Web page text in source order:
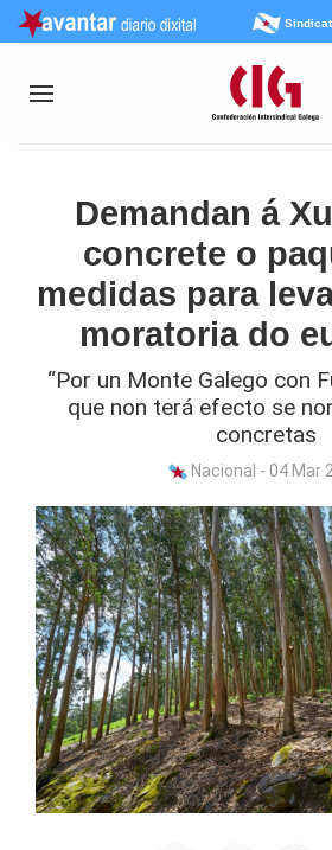
Demandan á
concrete o
medidas para
moratoria do
“Por un Monte Galego con
que non terá efecto se
concretas
Nacional - 04 Mar